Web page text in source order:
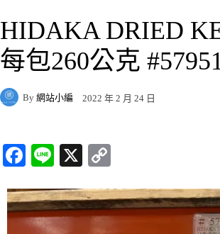
HIDAKA DRIED
每包260公克
By 網站小編 2022 年 2 月 24 日
Fa
bo
ok
Li
X
y
Li